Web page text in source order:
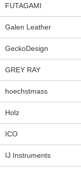
FUTAGAMI
Galen Leather
GeckoDesign
GREY RAY
hoechstmass
Holz
ICO
IJ Instruments